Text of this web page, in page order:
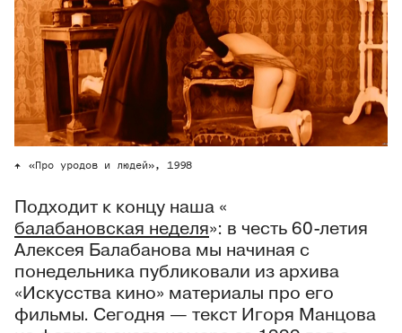
«Про уродов и людей», 1998
Подходит к концу наша «
балабановская неделя»: в честь 60-летия
Алексея Балабанова мы начиная с
понедельника публиковали из архива
«Искусства кино» материалы про его
фильмы. Сегодня — текст Игоря Манцова